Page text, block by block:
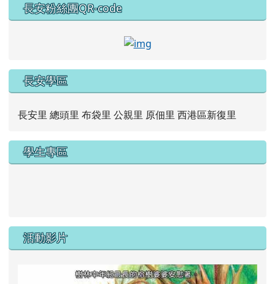
長安粉絲團QR-code
link to https://
長安學區
長安里 總頭里 布袋里 公親里 原佃里 西港區新復里
學生專區
活動影片